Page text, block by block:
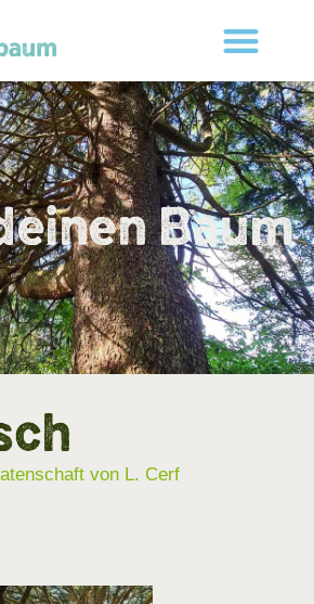
Baum
von L. Cerf